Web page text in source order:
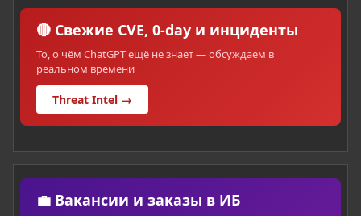
🔴 Свежие CVE, 0-day и инциденты
То, о чём ChatGPT ещё не знает — обсуждаем в
реальном времени
Threat Intel →
💼 Вакансии и заказы в ИБ